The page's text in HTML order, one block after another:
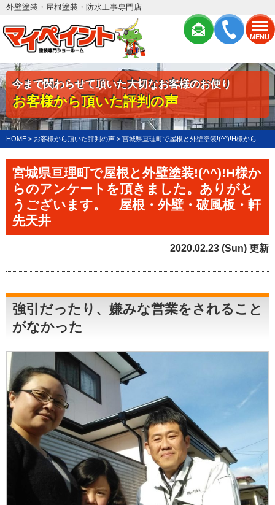
MENU
外壁塗装・屋根塗装・防水工事専門店
今まで関わらせて頂いた大切なお客様のお便り
お客様から頂いた評判の声
HOME > お客様から頂いた評判の声 > 宮城県亘理町で屋根と外壁塗装!(^^)!H様からのアンケートを頂きました。ありがとうございます。
宮城県亘理町で屋根と外壁塗装!(^^)!H様か
らのアンケートを頂きました。ありがと
うございます。 屋根・外壁・破風板・軒
先天井
2020.02.23 (Sun) 更新
強引だったり、嫌みな営業をされること
がなかった